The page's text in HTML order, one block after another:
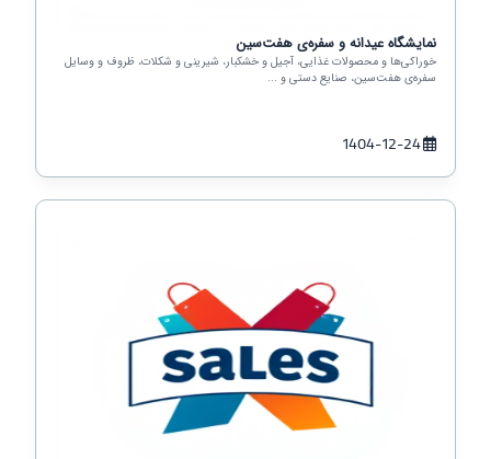
نمایشگاه عیدانه و سفره‌ی هفت‌سین
خوراکی‌ها و محصولات غذایی، آجیل و خشکبار، شیرینی و شکلات، ظروف و وسایل
سفره‌ی هفت‌سین، صنایع دستی و ...
1404-12-24